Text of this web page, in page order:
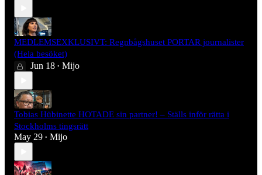
MEDLEMSEXKLUSIVT: Regnbågshuset PORTAR journalister
(Hela besöket)
Jun 18 • Mijo
Tobias Hübinette HOTADE sin partner! – Ställs inför rätta i
Stockholms tingsrätt
May 29 • Mijo